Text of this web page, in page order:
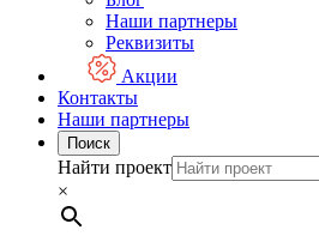
Наши партнеры
Реквизиты
Акции
Контакты
Наши партнеры
Поиск
Найти проект
×